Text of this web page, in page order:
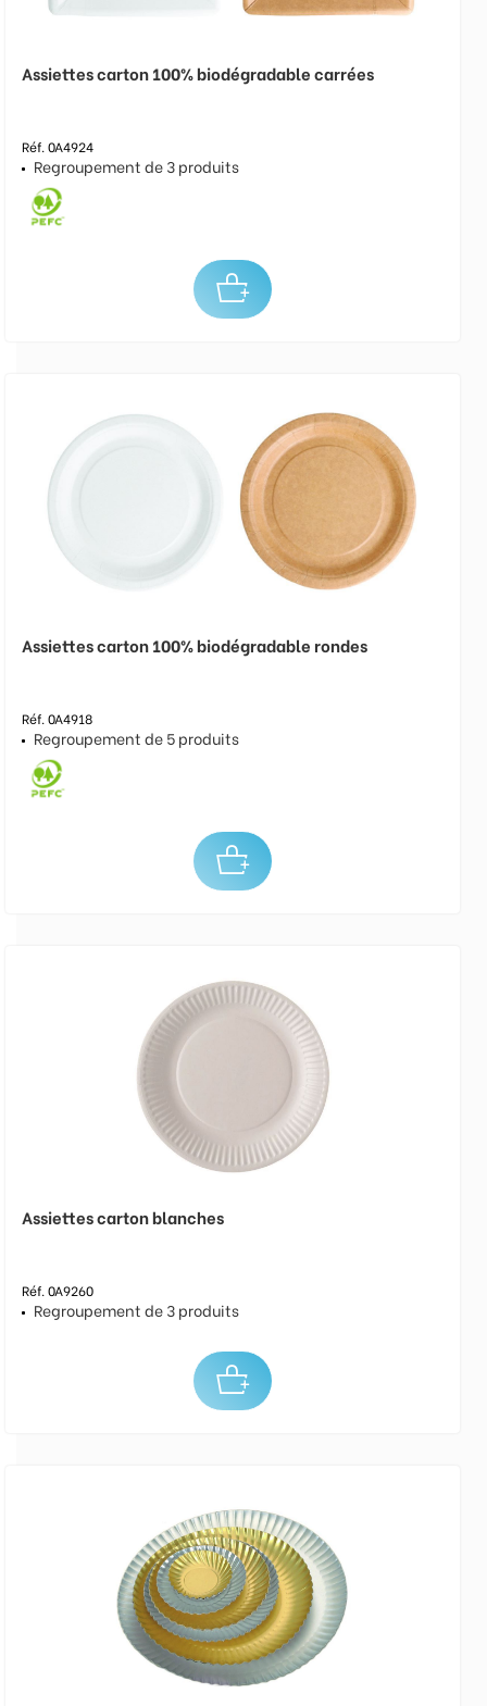
Assiettes carton 100% biodégradable carrées
Réf. 0A4924
Regroupement de 3 produits
Assiettes carton 100% biodégradable rondes
Réf. 0A4918
Regroupement de 5 produits
Assiettes carton blanches
Réf. 0A9260
Regroupement de 3 produits